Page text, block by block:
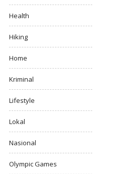
Health
Hiking
Home
Kriminal
Lifestyle
Lokal
Nasional
Olympic Games